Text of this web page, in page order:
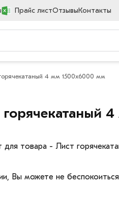
Прайс листОтзывыКонтакты
4 мм 1500х6000 мм
для товара - Лист
Вы можете не беспокоиться